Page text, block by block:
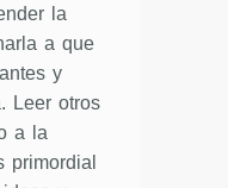
la
a que
y
Leer otros
a la
primordial